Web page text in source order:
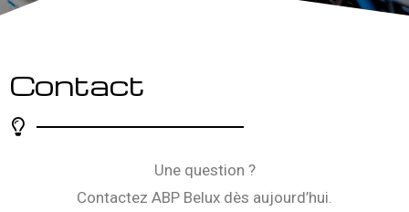
Contact
Une question ?
Contactez ABP Belux dès aujourd’hui.